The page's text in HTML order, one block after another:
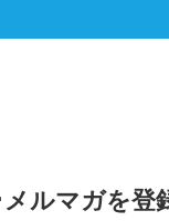
ルマガを登